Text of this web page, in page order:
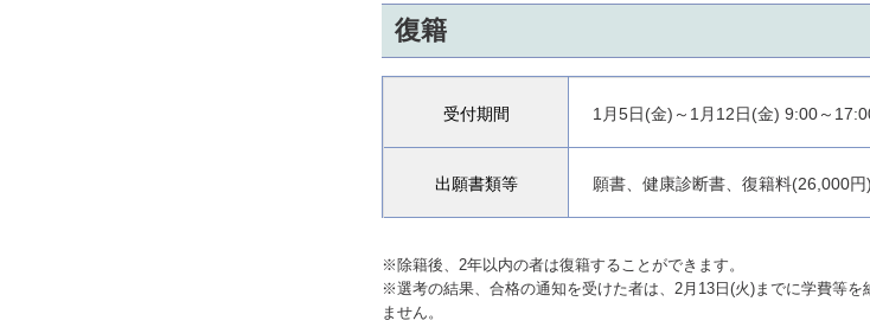
復籍
受付期間 1月5日(金)～1月12日(金) 9:00～
出願書類等 願書、健康診断書、復籍料(26,000円)
※除籍後、2年以内の者は復籍することができます。
※選考の結果、合格の通知を受けた者は、2月13日(火)までに学費等
ません。